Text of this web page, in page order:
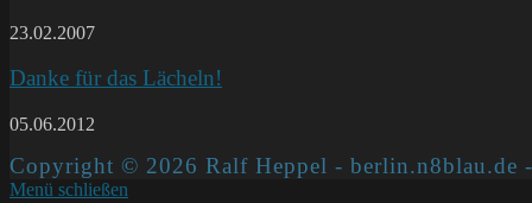
23.02.2007
Danke für das Lächeln!
05.06.2012
Copyright © 2026 Ralf Heppel - berlin.n8blau.de
Menü schließen